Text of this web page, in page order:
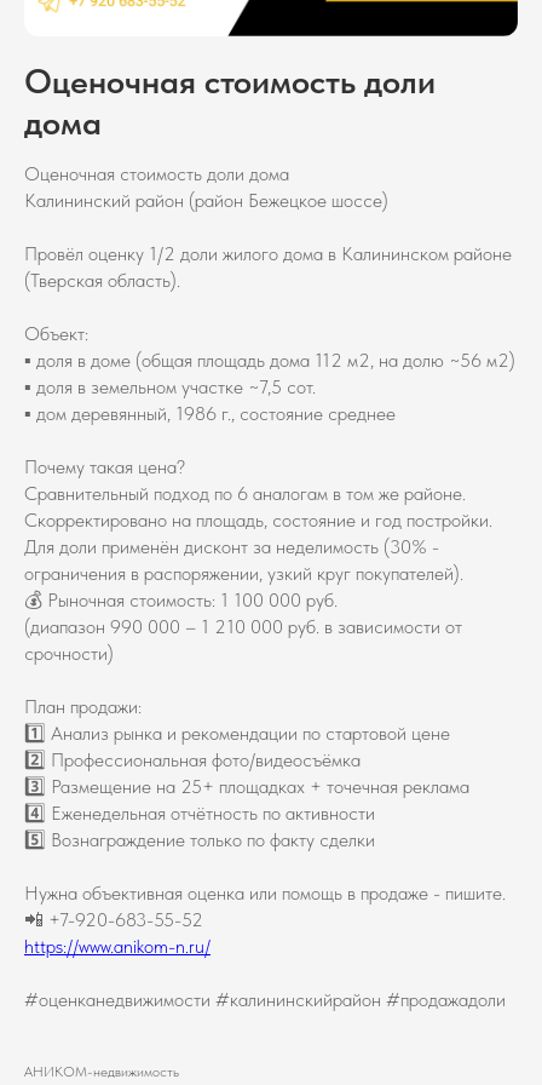
Оценочная стоимость доли
дома
Оценочная стоимость доли дома
Калининский район (район Бежецкое шоссе)
Провёл оценку 1/2 доли жилого дома в Калининском районе
(Тверская область).
Объект:
▪️ доля в доме (общая площадь дома 112 м2, на долю ~56 м2)
▪️ доля в земельном участке ~7,5 сот.
▪️ дом деревянный, 1986 г., состояние среднее
Почему такая цена?
Сравнительный подход по 6 аналогам в том же районе.
Скорректировано на площадь, состояние и год постройки.
Для доли применён дисконт за неделимость (30% -
ограничения в распоряжении, узкий круг покупателей).
💰 Рыночная стоимость: 1 100 000 руб.
(диапазон 990 000 – 1 210 000 руб. в зависимости от
срочности)
План продажи:
1️⃣ Анализ рынка и рекомендации по стартовой цене
2️⃣ Профессиональная фото/видеосъёмка
3️⃣ Размещение на 25+ площадках + точечная реклама
4️⃣ Еженедельная отчётность по активности
5️⃣ Вознаграждение только по факту сделки
Нужна объективная оценка или помощь в продаже - пишите.
📲 +7-920-683-55-52
https://www.anikom-n.ru/
#оценканедвижимости #калининскийрайон #продажадоли
АНИКОМ-недвижимость